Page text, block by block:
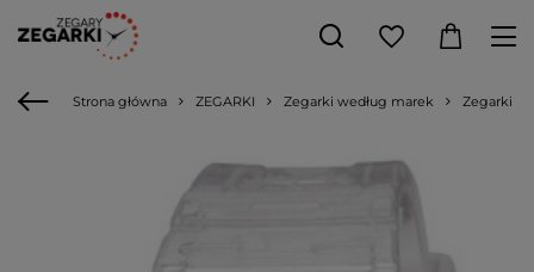
Strona główna ZEGARKI Zegarki według marek Zegarki